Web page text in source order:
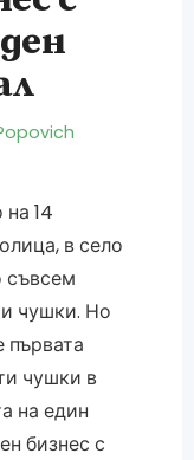
14
в село
чушки. Но
първата
чушки в
на един
бизнес с